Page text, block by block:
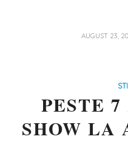
AUGUST 23,
/
PESTE
SHOW